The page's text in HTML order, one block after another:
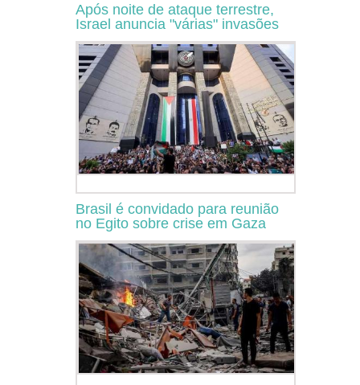
Após noite de ataque terrestre,
Israel anuncia "várias" invasões
Brasil é convidado para reunião
no Egito sobre crise em Gaza